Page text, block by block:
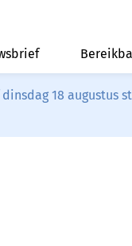
18 augustus